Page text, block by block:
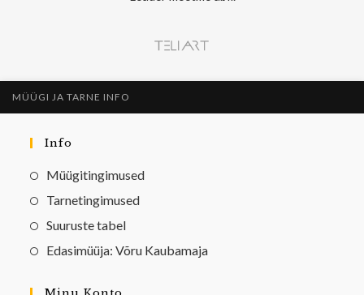
MÜÜGI JA TARNE INFO
Info
Müügitingimused
Tarnetingimused
Suuruste tabel
Edasimüüja: Võru Kaubamaja